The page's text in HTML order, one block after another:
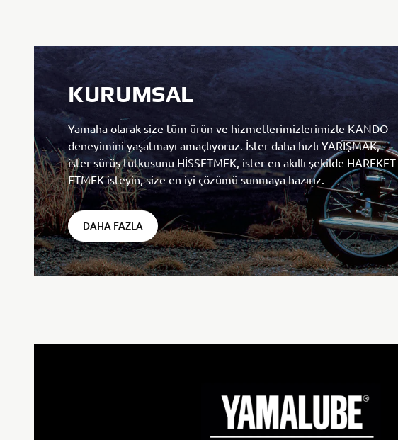
KURUMSAL
Yamaha olarak size tüm ürün ve hizmetlerimizlerimizle KANDO
deneyimini yaşatmayı amaçlıyoruz. İster daha hızlı YARIŞMAK,
ister sürüş tutkusunu HİSSETMEK, ister en akıllı şekilde HAREKET
ETMEK isteyin, size en iyi çözümü sunmaya hazırız.
DAHA FAZLA